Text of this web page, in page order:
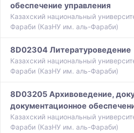
обеспечение управления
Казахский национальный
Фараби (КазНУ им. аль-Фараби)
8D02304 Литературоведение
Казахский национальный
Фараби (КазНУ им. аль-Фараби)
8D03205 Архивоведение,
документационное
Казахский национальный
Фараби (КазНУ им. аль-Фараби)